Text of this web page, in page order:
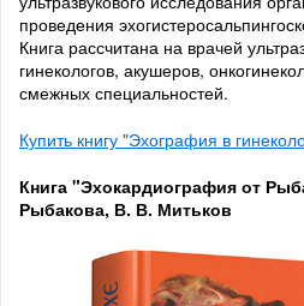
проведения
Книга рассчитана на врачей
гинекологов, акушеров,
смежных специальностей.
Купить книгу "Эхография в
Книга "Эхокардиография от
Рыбакова, В. В. Митьков